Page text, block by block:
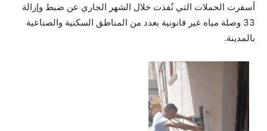
أسفرت الحملات التي نُفذت خلال الشهر الجاري عن ضبط وإزالة
33 وصلة مياه غير قانونية بعدد من المناطق السكنية والصناعية
بالمدينة.